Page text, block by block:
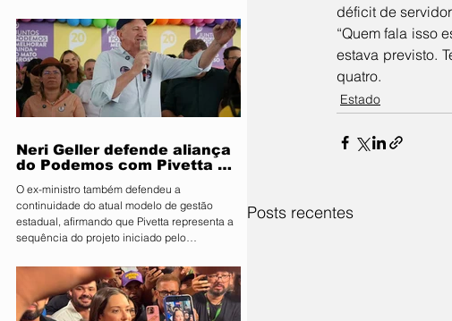
Segurança Pública e Mobilidade Urbana, em
parceria com a Fiscalização de Obras e
Posturas, realizou uma ação de orientação
aos proprietários de food trucks e
comerciantes ambulantes na noite desta
sexta-feira (31), sobre as novas regras para
utilização de mesas e cadeiras em espa
Neri Geller defende aliança
do Podemos com Pivetta e
com esse acordo
O ex-ministro também defendeu a
continuidade do atual modelo de gestão
estadual, afirmando que Pivetta representa a
sequência do projeto iniciado pelo
deputado federal pelo Podemos, Neri Geller,
participa nesta terça-feira (4) da convenção
do Republicanos e afirmou acreditar que o
partido deve oficializar uma aliança com a
déficit de
“Quem fala isso
estava previsto.
quatro.
Estado
Posts recentes